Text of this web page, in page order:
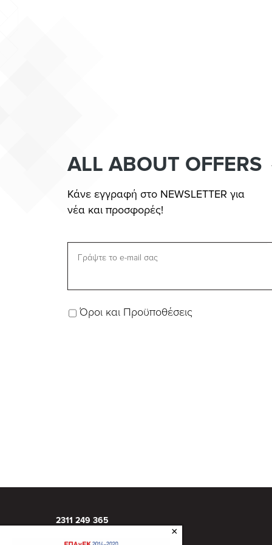
ALL ABOUT OFFERS
Κάνε εγγραφή στο NEWSLETTER για
νέα και προσφορές!
Όροι και Προϋποθέσεις
2311 249 365
×